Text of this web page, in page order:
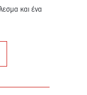
και ένα